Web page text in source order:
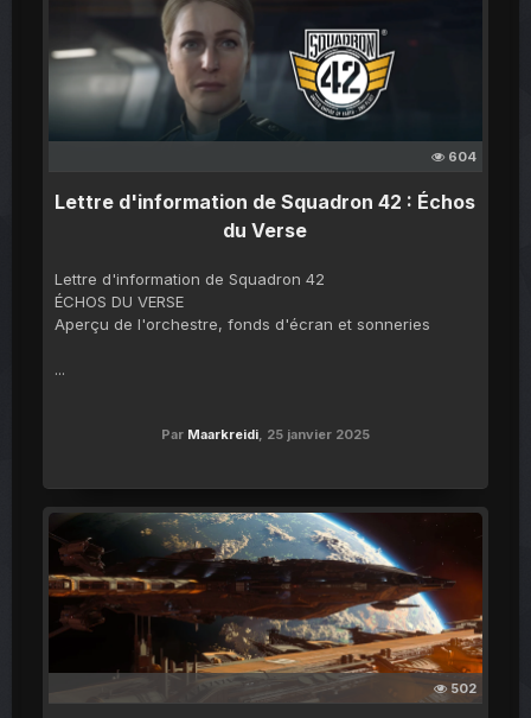
604
Lettre d'information de Squadron 42 : Échos
du Verse
Lettre d'information de Squadron 42
ÉCHOS DU VERSE
Aperçu de l'orchestre, fonds d'écran et sonneries
...
Par Maarkreidi, 25 janvier 2025
502